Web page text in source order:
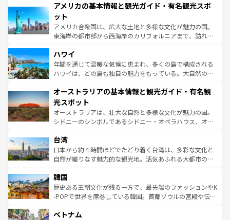
ンツ一覧を参照してほしい。
の建物がそのまま残る町や、スイスならではのユニークな
博物館もあり、アルプス観光だけでなく町歩きも満喫する
ことができる。国民の所得が高いため物価も高いが、旅行
者向けの交通パス提供のサービスもあり、うまく活用すれ
着のスイス情報は
アメリカの基本情報と観光ガイド・有名観光スポ
ット
アメリカ合衆国は、広大な土地と多様な文化が魅力の国。
東海岸の都市部から西海岸のカリフォルニアまで、訪れる
のような巨大都市は、観光、ショッピング、エンターテイ
ンメントが詰まった刺激的なスポットだ。一方、アメリカ
西部には大自然が広がり、グランドキャニオンやイエロー
部のニューオーリンズでは、音楽と美食が融合した独特の
文化が魅力。旅行者はアメリカの各地域で異なる魅力を楽
しみながら、その多様性と豊かな歴史を感じることができ
るだろう。車でのロードトリップや列車の旅も、アメリカ
情報は
ハワイ
年間を通じて温暖な気候に恵まれ、多くの島で構成される
ハワイは、どの島も独自の魅力をもっている。大自然の神
ワイ島は見逃せない。また、定番の観光地といえばオアフ
島だが、静かな自然を求めるならマウイ島やカウアイ島が
おすすめ。エメラルドグリーンに輝く海をはじめ、豊かな
文化や歴史が息づいている。「アロハスピリット」と呼ば
人々、おいしいローカルフードやハワイアンミュージッ
ク、伝統的なフラダンスなど、すべてがハワイの魅力を彩
っている。訪れるたびに新しい発見と感動が待っているハ
はコンテンツ一覧
オーストラリアの基本情報と観光ガイド・有名観
光スポット
オーストラリアは、壮大な自然と多様な文化が魅力の国。
シドニーのシンボルであるシドニー・オペラハウス、オー
リアリーフや大陸中央部にそびえるウルル（エアーズロッ
ク）、タスマニアの美しい原生林やケアンズの熱帯雨林な
ど、見どころがたくさん。また、カフェやワイン、オージ
いる。アクティビティも充実しており、サーフィンやダイ
ビング、ハイキングなど、アウトドア好きにはたまらな
い。オーストラリアの多彩な魅力を存分に味わいつくそ
参照してほしい。
台湾
日本から約４時間ほどでたどり着く台湾は、多彩な文化と
自然が織りなす魅力的な観光地。活気あふれる大都市の台
ン）、静ひつな山岳地帯である台湾東部など、都市の喧騒
と山間の静けさが共存しており、訪れる人に新しい発見と
驚きをもたらしてくれる。また、奥深い台湾の食文化も魅
容にもいいと評判のスイーツなど、バラエティ豊かな料理
韓国
歴史ある王朝文化が残る一方で、最先端のファッションやK
-POPで世界を席巻している韓国。首都ソウルの宮殿や伝統
き、地方に足を延ばせば四季折々の自然美を楽しむことが
ベトナム